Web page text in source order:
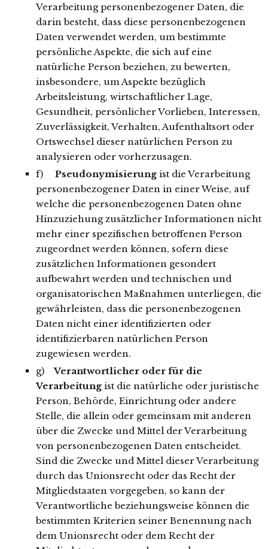
Verarbeitung personenbezogener Daten, die
darin besteht, dass diese personenbezogenen
Daten verwendet werden, um bestimmte
persönliche Aspekte, die sich auf eine
natürliche Person beziehen, zu bewerten,
insbesondere, um Aspekte bezüglich
Arbeitsleistung, wirtschaftlicher Lage,
Gesundheit, persönlicher Vorlieben, Interessen,
Zuverlässigkeit, Verhalten, Aufenthaltsort oder
Ortswechsel dieser natürlichen Person zu
analysieren oder vorherzusagen.
f) Pseudonymisierung ist die Verarbeitung
personenbezogener Daten in einer Weise, auf
welche die personenbezogenen Daten ohne
Hinzuziehung zusätzlicher Informationen nicht
mehr einer spezifischen betroffenen Person
zugeordnet werden können, sofern diese
zusätzlichen Informationen gesondert
aufbewahrt werden und technischen und
organisatorischen Maßnahmen unterliegen, die
gewährleisten, dass die personenbezogenen
Daten nicht einer identifizierten oder
identifizierbaren natürlichen Person
zugewiesen werden.
g)Verantwortlicher oder für die
Verarbeitung ist die natürliche oder juristische
Person, Behörde, Einrichtung oder andere
Stelle, die allein oder gemeinsam mit anderen
über die Zwecke und Mittel der Verarbeitung
von personenbezogenen Daten entscheidet.
Sind die Zwecke und Mittel dieser Verarbeitung
durch das Unionsrecht oder das Recht der
Mitgliedstaaten vorgegeben, so kann der
Verantwortliche beziehungsweise können die
bestimmten Kriterien seiner Benennung nach
dem Unionsrecht oder dem Recht der